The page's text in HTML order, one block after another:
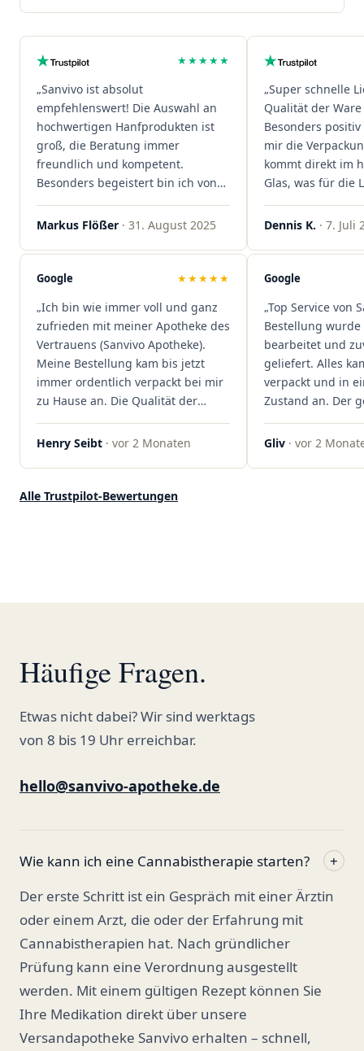
★★★★★
„Sanvivo ist absolut
empfehlenswert! Die Auswahl an
hochwertigen Hanfprodukten ist
groß, die Beratung immer
freundlich und kompetent.
Besonders begeistert bin ich von
der schnellen Rezeptannahme –
alles läuft unkompliziert und
sind extrem zügig, was mir jedes
Mal viel Zeit spart. Man merkt,
Kundenzufriedenheit an erster
Stelle stehen. Vielen Dank an das
Team von Sanvivo – ich bin
rundum begeistert!"
Markus Flößer · 31. August 2025
„Super schnelle
Qualität der
Besonders
mir die
kommt direkt im
Glas, was für die
ist. Ich bestelle
wieder!"
Dennis K. · 7. Juli
Google ★★★★★
„Ich bin wie immer voll und ganz
zufrieden mit meiner Apotheke des
Vertrauens (Sanvivo Apotheke).
Meine Bestellung kam bis jetzt
immer ordentlich verpackt bei mir
zu Hause an. Die Qualität der
Blüten ist auch immer auf einem
hohen Niveau, die Auswahl ist
ordentlich gelagert, ich hatte nur
Henry Seibt · vor 2 Monaten
Google
„Top Service von
Bestellung wurde
bearbeitet und
geliefert. Alles
verpackt und in
Zustand an. Der
war
professionell.
Gliv · vor 2
Alle Trustpilot-Bewertungen
Häufige Fragen.
Etwas nicht dabei? Wir sind werktags
von 8 bis 19 Uhr erreichbar.
hello@sanvivo-apotheke.de
Wie kann ich eine Cannabistherapie starten?
+
Der erste Schritt ist ein Gespräch mit einer Ärztin
oder einem Arzt, die oder der Erfahrung mit
Cannabistherapien hat. Nach gründlicher
Prüfung kann eine Verordnung ausgestellt
werden. Mit einem gültigen Rezept können Sie
Ihre Medikation direkt über unsere
Versandapotheke Sanvivo erhalten – schnell,